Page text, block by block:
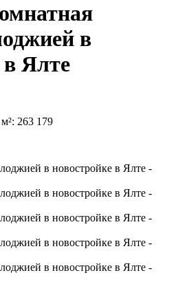
в
в Ялте
263 179